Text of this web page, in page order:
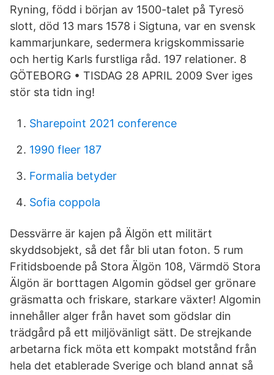
Ryning, född i början av 1500-talet på Tyresö
slott, död 13 mars 1578 i Sigtuna, var en svensk
kammarjunkare, sedermera krigskommissarie
och hertig Karls furstliga råd. 197 relationer. 8
GÖTEBORG • TISDAG 28 APRIL 2009 Sver iges
stör sta tidn ing!
Sharepoint 2021 conference
1990 fleer 187
Formalia betyder
Sofia coppola
Dessvärre är kajen på Älgön ett militärt
skyddsobjekt, så det får bli utan foton. 5 rum
Fritidsboende på Stora Älgön 108, Värmdö Stora
Älgön är borttagen Algomin gödsel ger grönare
gräsmatta och friskare, starkare växter! Algomin
innehåller alger från havet som gödslar din
trädgård på ett miljövänligt sätt. De strejkande
arbetarna fick möta ett kompakt motstånd från
hela det etablerade Sverige och bland annat så